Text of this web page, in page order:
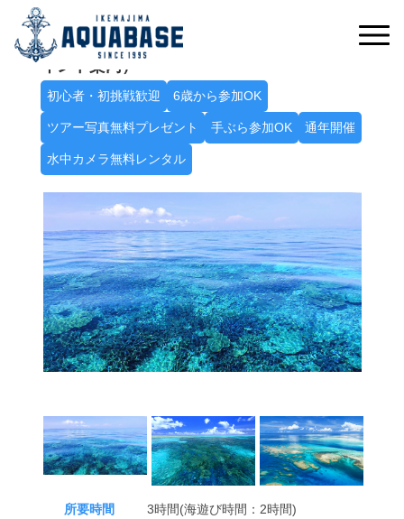
たっぷり遊んで八重干瀬を満喫！席数限定！
Ａ八重干瀬シュノーケルトリップ（2～3ポ
イント案内）
初心者・初挑戦歓迎 6歳から参加OK
ツアー写真無料プレゼント 手ぶら参加OK 通年開催
水中カメラ無料レンタル
所要時間 3時間(海遊び時間：2時間)